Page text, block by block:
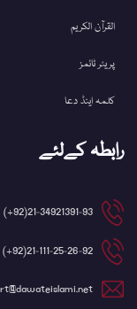
القرآن الکریم
پریئر ٹائمز
کلمہ اینڈ دعا
رابطہ کےلئے
21-34921391-93(92+)
21-111-25-26-92(92+)